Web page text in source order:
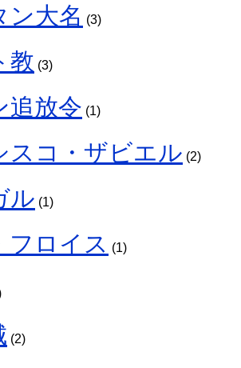
ン大名 (3)
教 (3)
追放令 (1)
スコ・ザビエル (2)
ル (1)
フロイス (1)
(2)